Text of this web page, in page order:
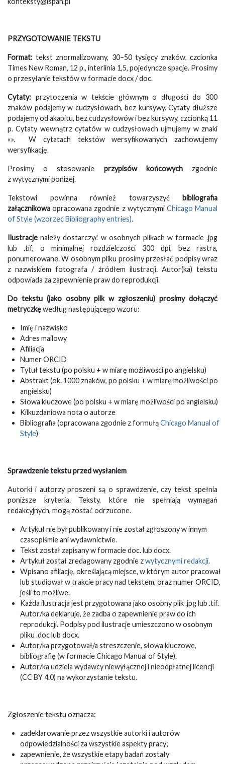
PRZYGOTOWANIE TEKSTU
Format: tekst znormalizowany, 30–50 tysięcy znaków, czcionka
Times New Roman, 12 p., interlinia 1,5, pojedyncze spacje. Prosimy
o przesyłanie tekstów w formacie docx / doc.
Cytaty: przytoczenia w tekście głównym o długości do 300
znaków podajemy w cudzysłowach, bez kursywy. Cytaty dłuższe
podajemy od akapitu, bez cudzysłowów i bez kursywy, czcionką 11
p. Cytaty wewnątrz cytatów w cudzysłowach ujmujemy w znaki
«». W cytatach tekstów wersyfikowanych zachowujemy
wersyfikację.
Prosimy o stosowanie przypisów końcowychzgodnie
z wytycznymi poniżej.
Tekstowi powinna również towarzyszyć bibliografia
załącznikowa opracowana zgodnie z wytycznymi Chicago Manual
of Style (wzorzec Bibliography entries).
Ilustracje należy dostarczyć w osobnych plikach w formacie .jpg
lub .tif, o minimalnej rozdzielczości 300 dpi, bez rastra,
ponumerowane. W osobnym pliku prosimy przesłać podpisy wraz
z nazwiskiem fotografa / źródłem ilustracji. Autor(ka) tekstu
odpowiada za zapewnienie praw do reprodukcji.
Do tekstu (jako osobny plik w zgłoszeniu) prosimy dołączyć
metryczkęwedług następującego wzoru:
Imię i nazwisko
Adres mailowy
Afiliacja
Numer ORCID
Tytuł tekstu (po polsku + w miarę możliwości po angielsku)
Abstrakt (ok. 1000 znaków, po polsku + w miarę możliwości po
angielsku)
Słowa kluczowe (po polsku + w miarę możliwości po angielsku)
Kilkuzdaniowa nota o autorze
Bibliografia (opracowana zgodnie z formułąChicago Manual of
Style)
Sprawdzenie tekstu przed wysłaniem
Autorki i autorzy proszeni są o sprawdzenie, czy tekst spełnia
poniższe kryteria. Teksty, które nie spełniają wymagań
redakcyjnych, mogą zostać odrzucone.
Artykuł nie był publikowany i nie został zgłoszony w innym
czasopiśmie ani wydawnictwie.
Tekst został zapisany w formacie doc. lub docx.
Artykuł został zredagowany zgodnie zwytycznymi redakcji.
Wpisano afiliację, określającą miejsce, w którym autor pracował
lub studiował w trakcie pracy nad tekstem, oraz numer ORCID,
jeśli to możliwe.
Każda ilustracja jest przygotowana jako osobny plik .jpg lub .tif.
Autor/ka deklaruje, że zadba o zapewnienie praw do ich
reprodukcji. Podpisy pod ilustracje umieszczono w osobnym
pliku .doc lub docx.
Autor/ka przygotował/a streszczenie, słowa kluczowe,
bibliografię (w formacie Chicago Manual of Style).
Autor/ka udziela wydawcy niewyłącznej i nieodpłatnej licencji
(CC BY 4.0) na wykorzystanie tekstu.
Zgłoszenie tekstu oznacza:
zadeklarowanie przez wszystkie autorki i autorów
odpowiedzialności za wszystkie aspekty pracy;
zapewnienie, że wszystkie etapy badań zostały